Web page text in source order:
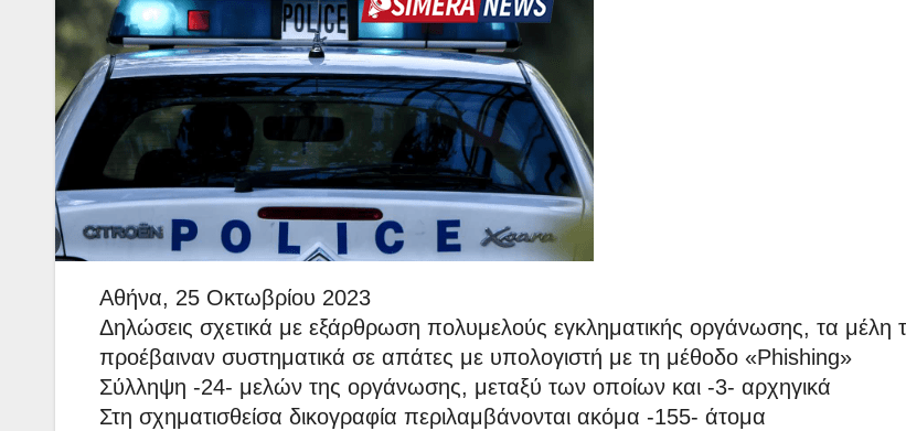
Αθήνα, 25 Οκτωβρίου 2023
Δηλώσεις σχετικά με εξάρθρωση πολυμελούς εγκληματικής οργάνωσης, τα μέλη
προέβαιναν συστηματικά σε απάτες με υπολογιστή με τη μέθοδο «Phishing»
Σύλληψη -24- μελών της οργάνωσης, μεταξύ των οποίων και -3- αρχηγικά
Στη σχηματισθείσα δικογραφία περιλαμβάνονται ακόμα -155- άτομα